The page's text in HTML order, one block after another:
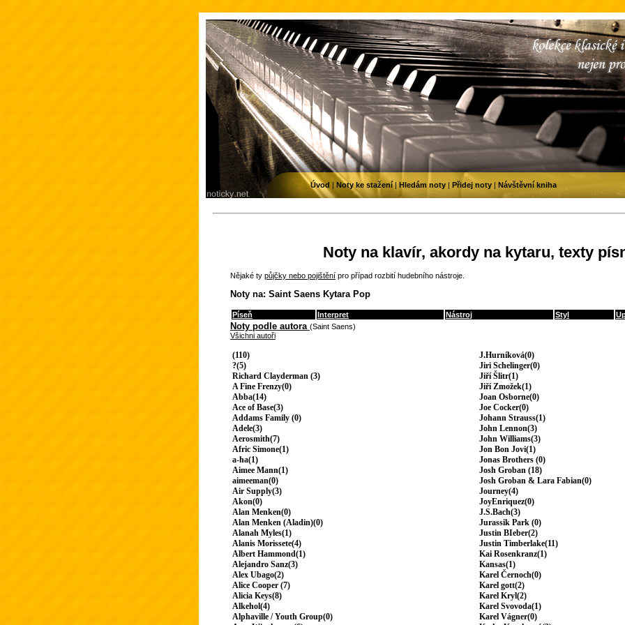
Noty na klavír, akordy na kytaru, texty
Nějaké ty půjčky nebo pojištění pro případ rozbití hudebního nástroje.
Noty na: Saint Saens Kytara Pop
Píseň Interpret Nástroj Styl
Noty podle autora (Saint Saens)
Všichni autoři
(110)
?(5)
Richard Clayderman (3)
A Fine Frenzy(0)
Abba(14)
Ace of Base(3)
Addams Family (0)
Adele(3)
Aerosmith(7)
Afric Simone(1)
a-ha(1)
Aimee Mann(1)
aimeeman(0)
Air Supply(3)
Akon(0)
Alan Menken(0)
Alan Menken (Aladin)(0)
Alanah Myles(1)
Alanis Morissete(4)
Albert Hammond(1)
Alejandro Sanz(3)
Alex Ubago(2)
Alice Cooper (7)
Alicia Keys(8)
Alkehol(4)
Alphaville / Youth Group(0)
J.Hurníková(0)
Jiri Schelinger(0)
Jiří Šlitr(1)
Jiří Zmožek(1)
Joan Osborne(0)
Joe Cocker(0)
Johann Strauss(1)
John Lennon(3)
John Williams(3)
Jon Bon Jovi(1)
Jonas Brothers (0)
Josh Groban (18)
Josh Groban & Lara Fabian(0)
Journey(4)
JoyEnriquez(0)
J.S.Bach(3)
Jurassik Park (0)
Justin BIeber(2)
Justin Timberlake(11)
Kai Rosenkranz(1)
Kansas(1)
Karel Černoch(0)
Karel gott(2)
Karel Kryl(2)
Karel Svovoda(1)
Karel Vágner(0)
Úvod | Noty ke stažení| Hledám noty | Přidej noty | Návštěvní kniha